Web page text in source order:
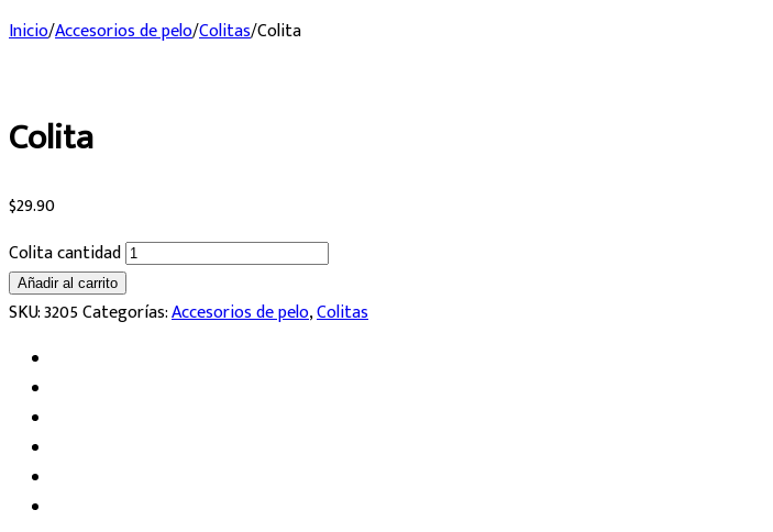
Inicio/Accesorios de pelo/Colitas/Colita
Colita
$29.90
Colita cantidad
Añadir al carrito
SKU:3205Categorías:Accesorios de pelo,Colitas